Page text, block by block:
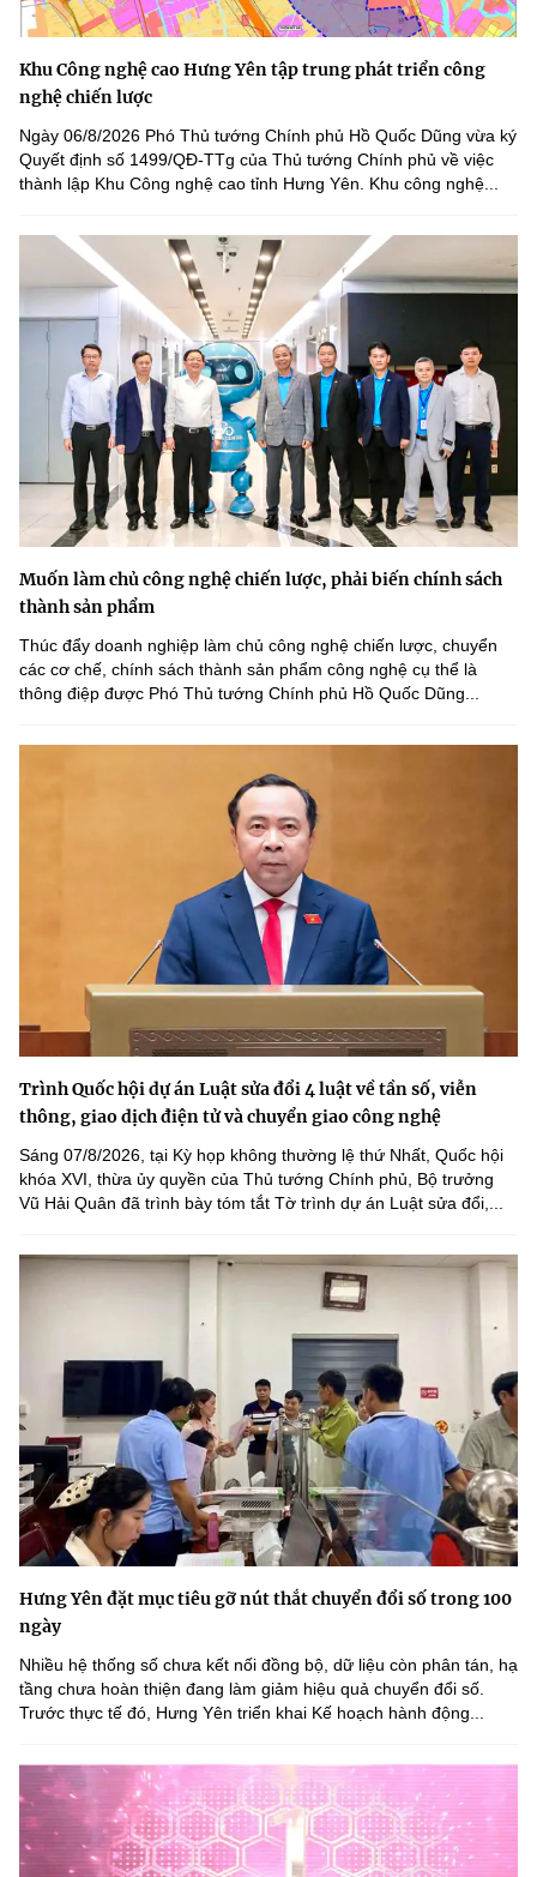
Khu Công nghệ cao Hưng Yên tập trung phát triển công
nghệ chiến lược
Ngày 06/8/2026 Phó Thủ tướng Chính phủ Hồ Quốc Dũng vừa ký
Quyết định số 1499/QĐ-TTg của Thủ tướng Chính phủ về việc
thành lập Khu Công nghệ cao tỉnh Hưng Yên. Khu công nghệ...
Muốn làm chủ công nghệ chiến lược, phải biến chính sách
thành sản phẩm
Thúc đẩy doanh nghiệp làm chủ công nghệ chiến lược, chuyển
các cơ chế, chính sách thành sản phẩm công nghệ cụ thể là
thông điệp được Phó Thủ tướng Chính phủ Hồ Quốc Dũng...
Trình Quốc hội dự án Luật sửa đổi 4 luật về tần số, viễn
thông, giao dịch điện tử và chuyển giao công nghệ
Sáng 07/8/2026, tại Kỳ họp không thường lệ thứ Nhất, Quốc hội
khóa XVI, thừa ủy quyền của Thủ tướng Chính phủ, Bộ trưởng
Vũ Hải Quân đã trình bày tóm tắt Tờ trình dự án Luật sửa đổi,...
Hưng Yên đặt mục tiêu gỡ nút thắt chuyển đổi số trong 100
ngày
Nhiều hệ thống số chưa kết nối đồng bộ, dữ liệu còn phân tán, hạ
tầng chưa hoàn thiện đang làm giảm hiệu quả chuyển đổi số.
Trước thực tế đó, Hưng Yên triển khai Kế hoạch hành động...